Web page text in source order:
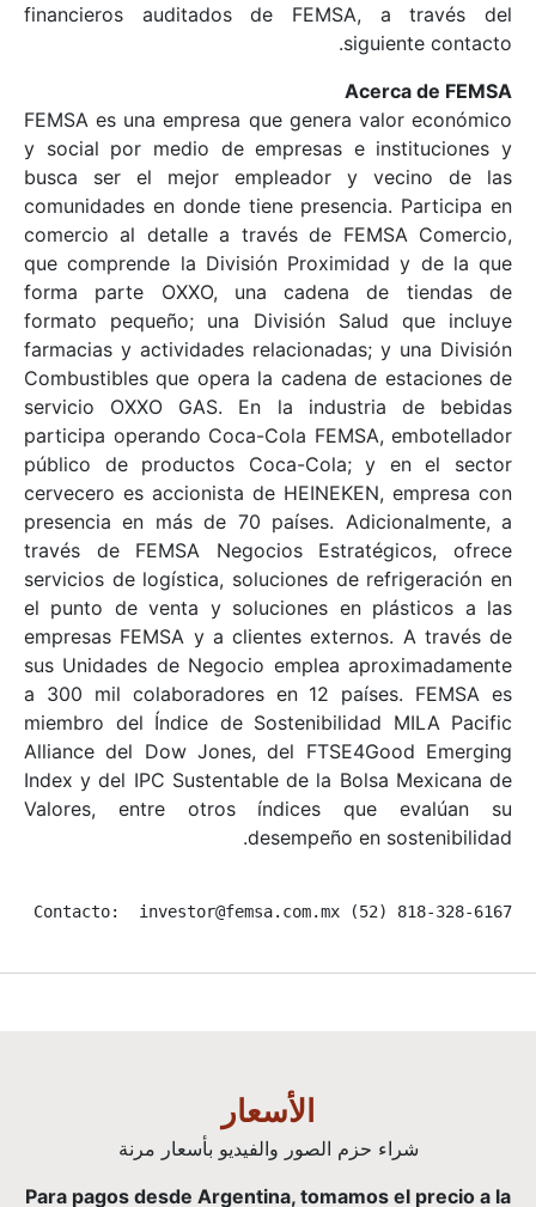
financieros auditados de FEMSA, a través del
siguiente contacto.
Acerca de FEMSA
FEMSA es una empresa que genera valor económico
y social por medio de empresas e instituciones y
busca ser el mejor empleador y vecino de las
comunidades en donde tiene presencia. Participa en
comercio al detalle a través de FEMSA Comercio,
que comprende la División Proximidad y de la que
forma parte OXXO, una cadena de tiendas de
formato pequeño; una División Salud que incluye
farmacias y actividades relacionadas; y una División
Combustibles que opera la cadena de estaciones de
servicio OXXO GAS. En la industria de bebidas
participa operando Coca-Cola FEMSA, embotellador
público de productos Coca-Cola; y en el sector
cervecero es accionista de HEINEKEN, empresa con
presencia en más de 70 países. Adicionalmente, a
través de FEMSA Negocios Estratégicos, ofrece
servicios de logística, soluciones de refrigeración en
el punto de venta y soluciones en plásticos a las
empresas FEMSA y a clientes externos. A través de
sus Unidades de Negocio emplea aproximadamente
a 300 mil colaboradores en 12 países. FEMSA es
miembro del Índice de Sostenibilidad MILA Pacific
Alliance del Dow Jones, del FTSE4Good Emerging
Index y del IPC Sustentable de la Bolsa Mexicana de
Valores, entre otros índices que evalúan su
desempeño en sostenibilidad.
Contacto:  investor@femsa.com.mx (52) 818-328-6167
الأسعار
شراء حزم الصور والفيديو بأسعار مرنة
Para pagos desde Argentina, tomamos el precio a la